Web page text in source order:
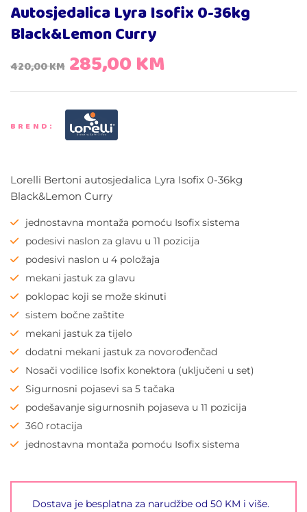
Autosjedalica Lyra Isofix 0-36kg
Black&Lemon Curry
420,00KM 285,00KM
BREND:
Lorelli Bertoni autosjedalica Lyra Isofix 0-36kg
Black&Lemon Curry
jednostavna montaža pomoću Isofix sistema
podesivi naslon za glavu u 11 pozicija
podesivi naslon u 4 položaja
mekani jastuk za glavu
poklopac koji se može skinuti
sistem bočne zaštite
mekani jastuk za tijelo
dodatni mekani jastuk za novorođenčad
Nosači vodilice Isofix konektora (uključeni u set)
Sigurnosni pojasevi sa 5 tačaka
podešavanje sigurnosnih pojaseva u 11 pozicija
360 rotacija
jednostavna montaža pomoću Isofix sistema
Dostava je besplatna za narudžbe od 50 KM i više.